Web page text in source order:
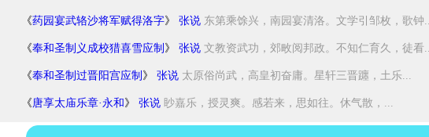
《药园宴武辂沙将军赋得洛字》 张说 东第乘馀兴，南园宴清洛。文学引邹枚，歌钟...
《奉和圣制义成校猎喜雪应制 》 张说 文教资武功，郊畋阅邦政。不知仁育久，徒看...
《奉和圣制过晋阳宫应制 》 张说 太原俗尚武，高皇初奋庸。星轩三晋躔，土乐...
《唐享太庙乐章·永和 》 张说 眇嘉乐，授灵爽。感若来，思如往。休气散，...